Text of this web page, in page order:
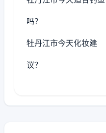
吗？
牡丹江市今天化妆建
议？